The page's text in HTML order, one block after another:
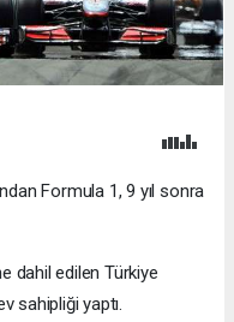
Formula 1, 9 yıl sonra
dahil edilen Türkiye
sahipliği yaptı.